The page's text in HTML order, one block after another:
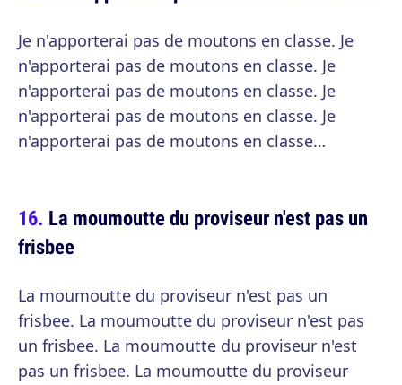
Je n'apporterai pas de moutons en classe. Je
n'apporterai pas de moutons en classe. Je
n'apporterai pas de moutons en classe. Je
n'apporterai pas de moutons en classe. Je
n'apporterai pas de moutons en classe…
La moumoutte du proviseur n'est pas un
frisbee
La moumoutte du proviseur n'est pas un
frisbee. La moumoutte du proviseur n'est pas
un frisbee. La moumoutte du proviseur n'est
pas un frisbee. La moumoutte du proviseur